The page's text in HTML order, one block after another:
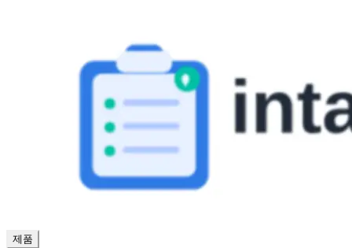
제품